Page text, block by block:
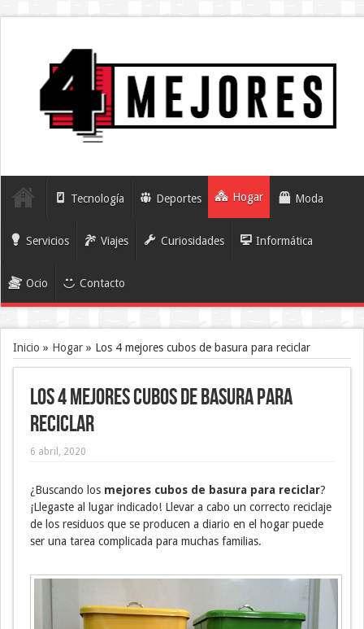
Tecnología Deportes Hogar Moda
Servicios Viajes Curiosidades Informática
Ocio Contacto
Inicio » Hogar » Los 4 mejores cubos de basura para reciclar
Los 4 mejores cubos de basura para
reciclar
6 abril, 2020
¿Buscando los mejores cubos de basura para reciclar?
¡Llegaste al lugar indicado! Llevar a cabo un correcto reciclaje
de los residuos que se producen a diario en el hogar puede
ser una tarea complicada para muchas familias.